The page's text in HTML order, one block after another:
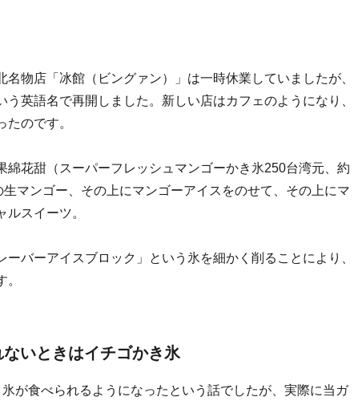
物店「冰館（ビングァン）」は一時休業していましたが、
英語名で再開しました。新しい店はカフェのようになり、
のです。
綿花甜（スーパーフレッシュマンゴーかき氷250台湾元、約
マンゴー、その上にマンゴーアイスをのせて、その上にマ
スイーツ。
バーアイスブロック」という氷を細かく削ることにより、
いときはイチゴかき氷
が食べられるようになったという話でしたが、実際に当ガ